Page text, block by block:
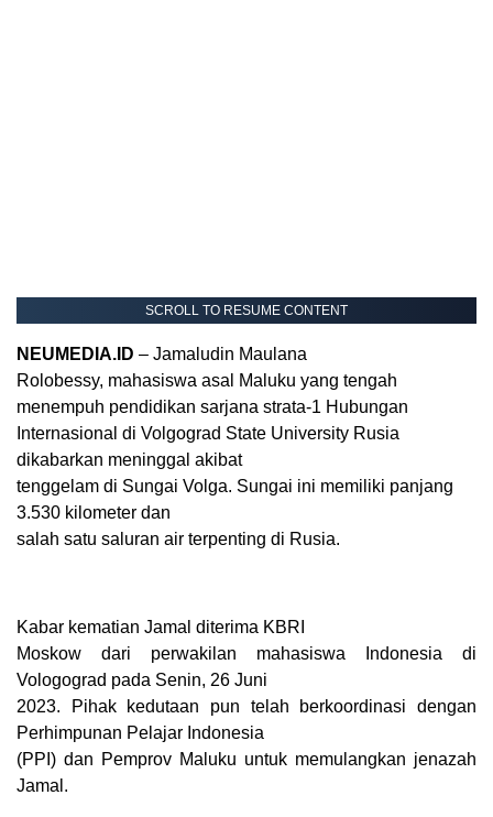
SCROLL TO RESUME CONTENT
NEUMEDIA.ID – Jamaludin Maulana
Rolobessy, mahasiswa asal Maluku yang tengah
menempuh pendidikan sarjana strata-1 Hubungan
Internasional di Volgograd State University Rusia
dikabarkan meninggal akibat
tenggelam di Sungai Volga. Sungai ini memiliki panjang
3.530 kilometer dan
salah satu saluran air terpenting di Rusia.
Kabar kematian Jamal diterima KBRI
Moskow dari perwakilan mahasiswa Indonesia di
Vologograd pada Senin, 26 Juni
2023. Pihak kedutaan pun telah berkoordinasi dengan
Perhimpunan Pelajar Indonesia
(PPI) dan Pemprov Maluku untuk memulangkan jenazah
Jamal.